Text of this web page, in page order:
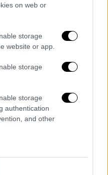
on web or
storage
website or app.
storage
storage
authentication
and other
στενή επαφή με
σε όλες τις
με το
το πλαίσιο, η
η Credit Suisse
που ισχύουν για
Επιπλέον, η
στην παγκόσμια
βρίσκονται σε στενή
Υπουργείο